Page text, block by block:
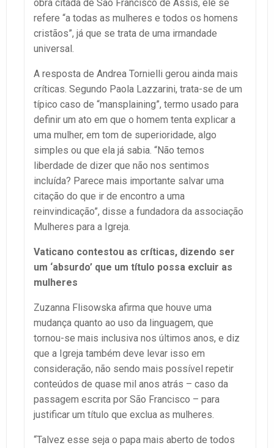
obra citada de São Francisco de Assis, ele se
refere “a todas as mulheres e todos os homens
cristãos”, já que se trata de uma irmandade
universal.
A resposta de Andrea Tornielli gerou ainda mais
críticas. Segundo Paola Lazzarini, trata-se de um
típico caso de “mansplaining”, termo usado para
definir um ato em que o homem tenta explicar a
uma mulher, em tom de superioridade, algo
simples ou que ela já sabia. “Não temos
liberdade de dizer que não nos sentimos
incluída? Parece mais importante salvar uma
citação do que ir de encontro a uma
reinvindicação”, disse a fundadora da associação
Mulheres para a Igreja.
Vaticano contestou as críticas, dizendo ser
um ‘absurdo’ que um título possa excluir as
mulheres
Zuzanna Flisowska afirma que houve uma
mudança quanto ao uso da linguagem, que
tornou-se mais inclusiva nos últimos anos, e diz
que a Igreja também deve levar isso em
consideração, não sendo mais possível repetir
conteúdos de quase mil anos atrás – caso da
passagem escrita por São Francisco – para
justificar um título que exclua as mulheres.
“Talvez esse seja o papa mais aberto de todos